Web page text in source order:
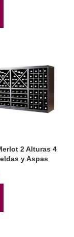
CARRITO
2 Alturas 4
y Aspas
CARRITO